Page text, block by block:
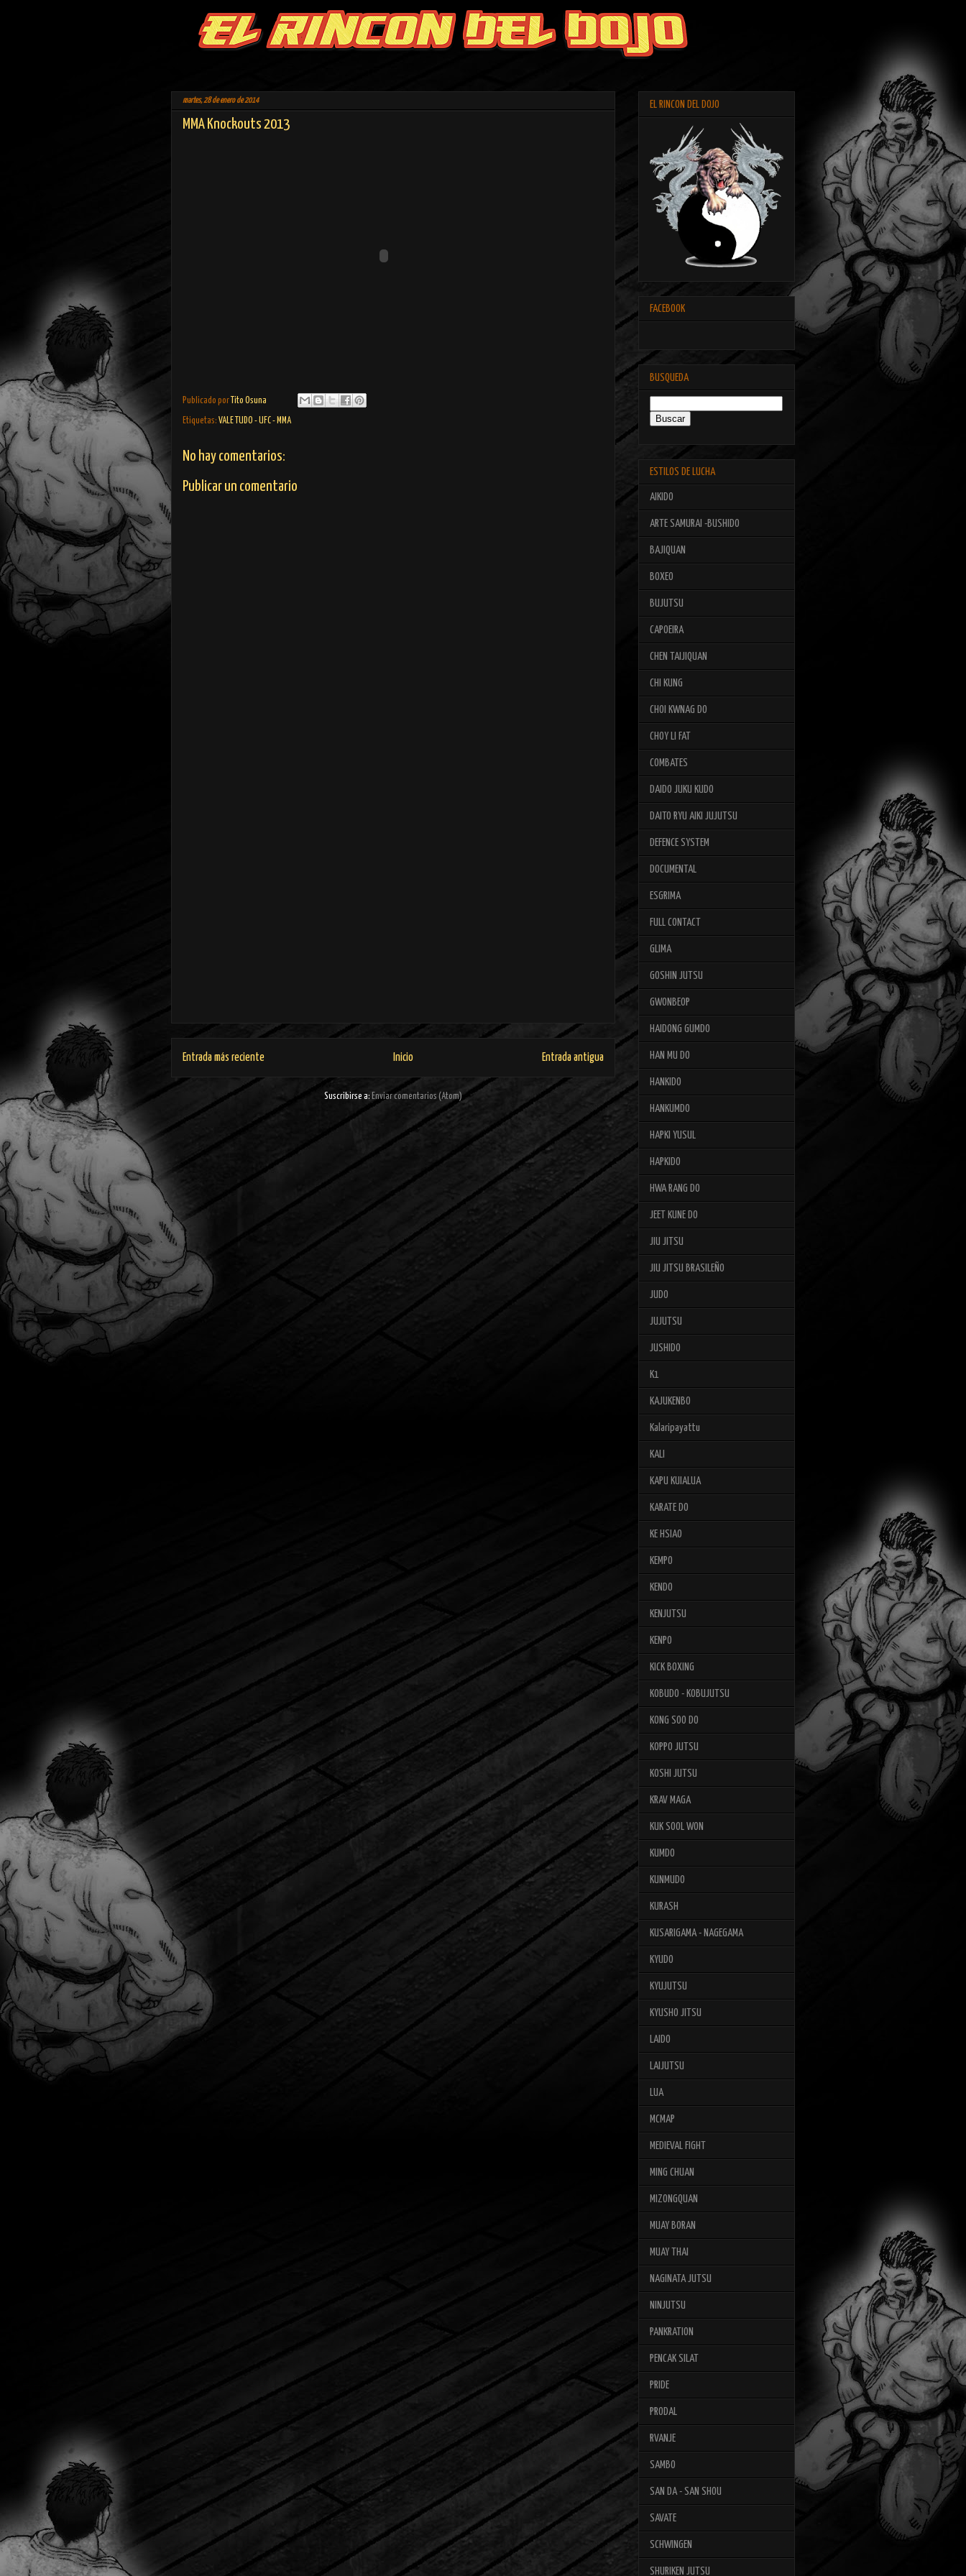
martes, 28 de enero de 2014
MMA Knockouts 2013
Publicado por Tito Osuna
Etiquetas: VALE TUDO - UFC - MMA
No hay comentarios:
Publicar un comentario
Entrada más reciente Entrada antigua
Inicio
Suscribirse a: Enviar comentarios (Atom)
EL RINCON DEL DOJO
FACEBOOK
BUSQUEDA
ESTILOS DE LUCHA
AIKIDO
ARTE SAMURAI -BUSHIDO
BAJIQUAN
BOXEO
BUJUTSU
CAPOEIRA
CHEN TAIJIQUAN
CHI KUNG
CHOI KWNAG DO
CHOY LI FAT
COMBATES
DAIDO JUKU KUDO
DAITO RYU AIKI JUJUTSU
DEFENCE SYSTEM
DOCUMENTAL
ESGRIMA
FULL CONTACT
GLIMA
GOSHIN JUTSU
GWONBEOP
HAIDONG GUMDO
HAN MU DO
HANKIDO
HANKUMDO
HAPKI YUSUL
HAPKIDO
HWA RANG DO
JEET KUNE DO
JIU JITSU
JIU JITSU BRASILEÑO
JUDO
JUJUTSU
JUSHIDO
K1
KAJUKENBO
Kalaripayattu
KALI
KAPU KUIALUA
KARATE DO
KE HSIAO
KEMPO
KENDO
KENJUTSU
KENPO
KICK BOXING
KOBUDO - KOBUJUTSU
KONG SOO DO
KOPPO JUTSU
KOSHI JUTSU
KRAV MAGA
KUK SOOL WON
KUMDO
KUNMUDO
KURASH
KUSARIGAMA - NAGEGAMA
KYUDO
KYUJUTSU
KYUSHO JITSU
LAIDO
LAIJUTSU
LUA
MCMAP
MEDIEVAL FIGHT
MING CHUAN
MIZONGQUAN
MUAY BORAN
MUAY THAI
NAGINATA JUTSU
NINJUTSU
PANKRATION
PENCAK SILAT
PRIDE
PRODAL
RVANJE
SAMBO
SAN DA - SAN SHOU
SAVATE
SCHWINGEN
SHURIKEN JUTSU